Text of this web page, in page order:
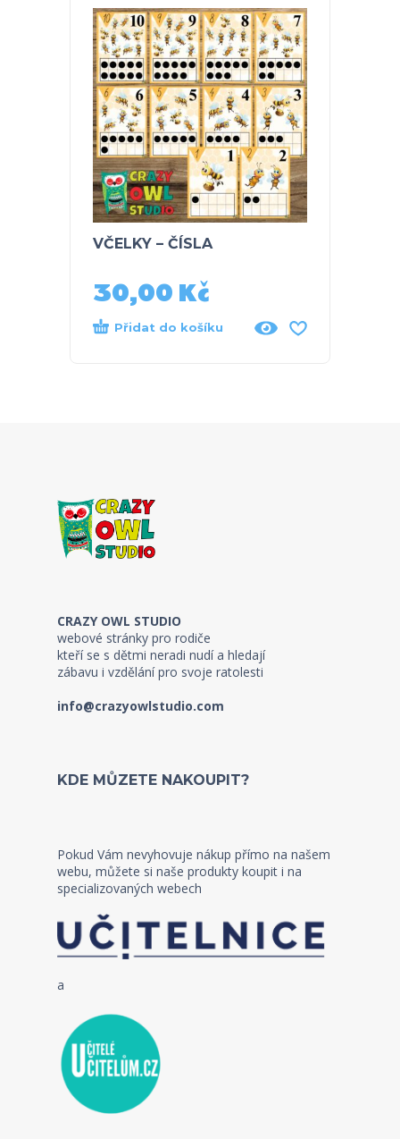
VČELKY – ČÍSLA
30,00 Kč
Přidat do košíku
CRAZY OWL STUDIO
webové stránky pro rodiče
kteří se s dětmi neradi nudí a hledají
zábavu i vzdělání pro svoje ratolesti
info@crazyowlstudio.com
KDE MŮZETE NAKOUPIT?
Pokud Vám nevyhovuje nákup přímo na našem
webu, můžete si naše produkty koupit i na
specializovaných webech
a